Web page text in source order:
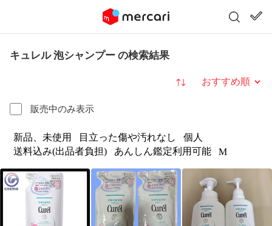
キュレル 泡シャンプー の検索結果
販売中のみ表示
並び替え
新品、未使用 目立った傷や汚れなし
個人
送料込み(出品者負担)
あんしん鑑定利用可能 M